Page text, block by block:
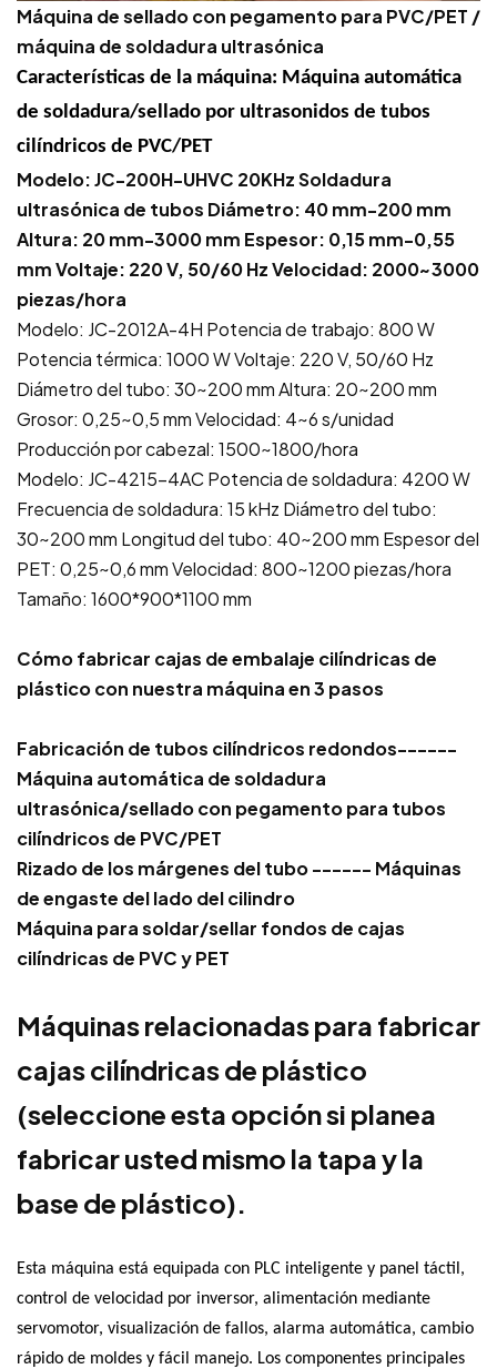
Máquina de sellado con pegamento para PVC/PET /
máquina de soldadura ultrasónica
Características de la máquina: Máquina automática
de soldadura/sellado por ultrasonidos de tubos
cilíndricos de PVC/PET
Modelo: JC-200H-UHVC 20KHz Soldadura
ultrasónica de tubos Diámetro: 40 mm-200 mm
Altura: 20 mm-3000 mm Espesor: 0,15 mm-0,55
mm Voltaje: 220 V, 50/60 Hz Velocidad: 2000~3000
piezas/hora
Modelo: JC-2012A-4H Potencia de trabajo: 800 W
Potencia térmica: 1000 W Voltaje: 220 V, 50/60 Hz
Diámetro del tubo: 30~200 mm Altura: 20~200 mm
Grosor: 0,25~0,5 mm Velocidad: 4~6 s/unidad
Producción por cabezal: 1500~1800/hora
Modelo: JC-4215-4AC Potencia de soldadura: 4200 W
Frecuencia de soldadura: 15 kHz Diámetro del tubo:
30~200 mm Longitud del tubo: 40~200 mm Espesor del
PET: 0,25~0,6 mm Velocidad: 800~1200 piezas/hora
Tamaño: 1600*900*1100 mm
Cómo fabricar cajas de embalaje cilíndricas de
plástico con nuestra máquina en 3 pasos
Fabricación de tubos cilíndricos redondos------
Máquina automática de soldadura
ultrasónica/sellado con pegamento para tubos
cilíndricos de PVC/PET
Rizado de los márgenes del tubo ------ Máquinas
de engaste del lado del cilindro
Máquina para soldar/sellar fondos de cajas
cilíndricas de PVC y PET
Máquinas relacionadas para fabricar
cajas cilíndricas de plástico
(seleccione esta opción si planea
fabricar usted mismo la tapa y la
base de plástico).
Esta máquina está equipada con PLC inteligente y panel táctil,
control de velocidad por inversor, alimentación mediante
servomotor, visualización de fallos, alarma automática, cambio
rápido de moldes y fácil manejo. Los componentes principales